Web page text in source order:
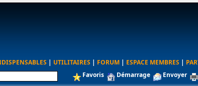
| UTILITAIRES | FORUM | ESPACE MEMBRES |
Favoris Démarrage Envoyer